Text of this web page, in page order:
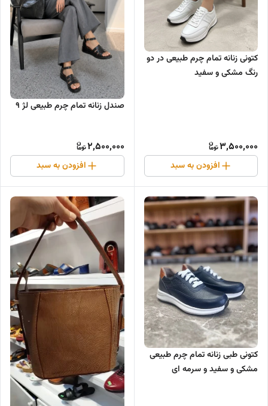
کتونی زنانه تمام چرم طبیعی در دو
رنگ مشکی و سفید
3,500,000
افزودن به سبد
صندل زنانه تمام چرم طبیعی لژ ۹
2,500,000
افزودن به سبد
کتونی طبی زنانه تمام چرم طبیعی
مشکی و سفید و سرمه ای